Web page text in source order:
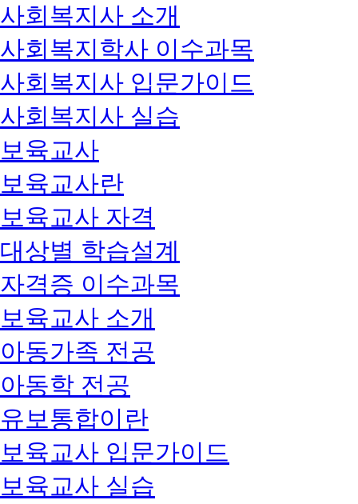
사회복지사 소개
사회복지학사 이수과목
사회복지사 입문가이드
사회복지사 실습
보육교사
보육교사란
보육교사 자격
대상별 학습설계
자격증 이수과목
보육교사 소개
아동가족 전공
아동학 전공
유보통합이란
보육교사 입문가이드
보육교사 실습